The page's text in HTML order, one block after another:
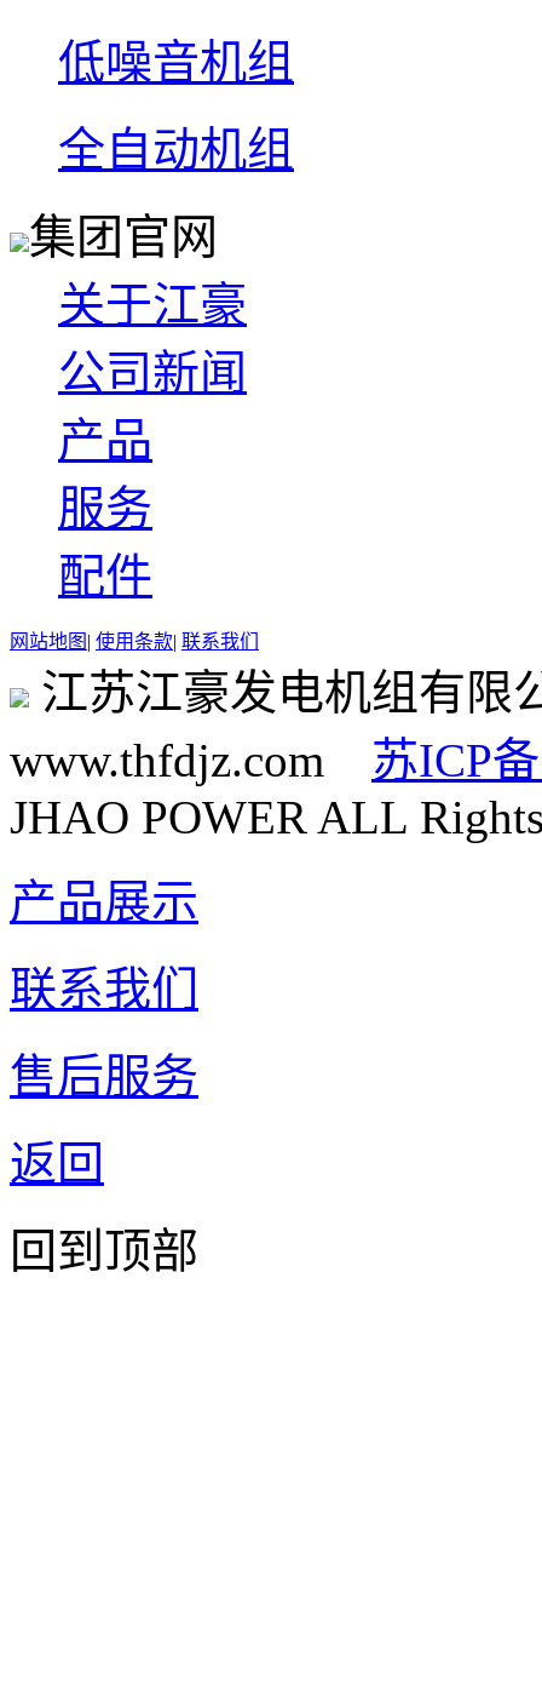
低噪音机组
全自动机组
集团官网
关于江豪
公司新闻
产品
服务
配件
网站地图 | 使用条款| 联系我们
江苏江豪发电机组有
www.thfdjz.com 苏ICP
JHAO POWER ALL
产品展示
联系我们
售后服务
返回
回到顶部